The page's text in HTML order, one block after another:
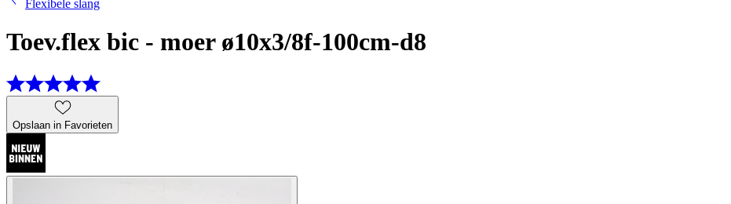
Flexibele slang
Toev.flex bic - moer ø10x3/8f-100cm-d8
Opslaan in Favorieten